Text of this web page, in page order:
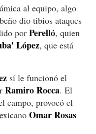
al equipo, algo
dio tibios ataques
por Perelló, quien
López, que está
sí le funcionó el
Ramiro Rocca. El
campo, provocó el
Omar Rosas